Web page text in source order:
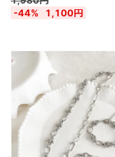
-44%
1,100円